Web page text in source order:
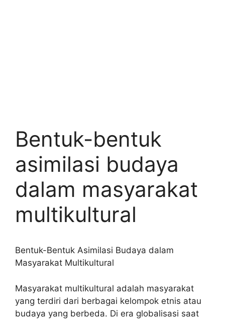
Bentuk-bentuk
asimilasi budaya
dalam masyarakat
multikultural
Bentuk-Bentuk Asimilasi Budaya dalam
Masyarakat Multikultural
Masyarakat multikultural adalah masyarakat
yang terdiri dari berbagai kelompok etnis atau
budaya yang berbeda. Di era globalisasi saat